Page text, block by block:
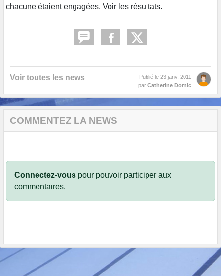
chacune étaient engagées. Voir les résultats.
Voir toutes les news Publié le 23 janv. 2011
par Catherine Dornic
COMMENTEZ LA NEWS
Connectez-vous pour pouvoir participer aux
commentaires.